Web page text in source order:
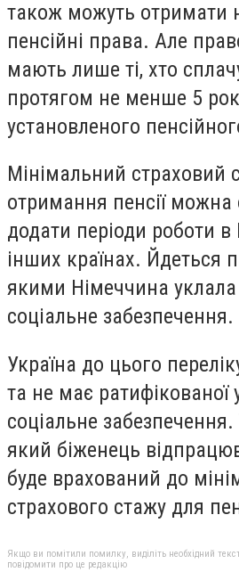
також можуть отримати
пенсійні права. Але
мають лише ті, хто
протягом не менше 5
установленого
Мінімальний страховий
отримання пенсії
додати періоди роботи в
інших країнах. Йдеться
якими Німеччина уклала
соціальне забезпечення.
Україна до цього
та не має ратифікованої
соціальне забезпечення.
який біженець
буде врахований до
страхового стажу для
Якщо ви помітили помилку, виділіть необхідний
повідомити про це редакцію